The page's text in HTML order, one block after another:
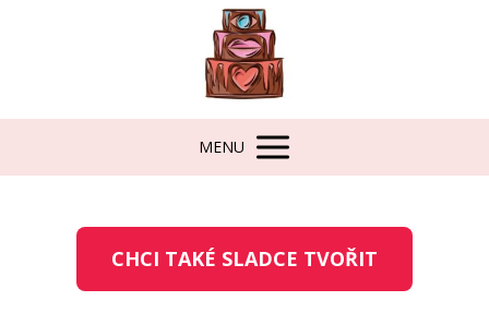
MENU
CHCI TAKÉ SLADCE TVOŘIT